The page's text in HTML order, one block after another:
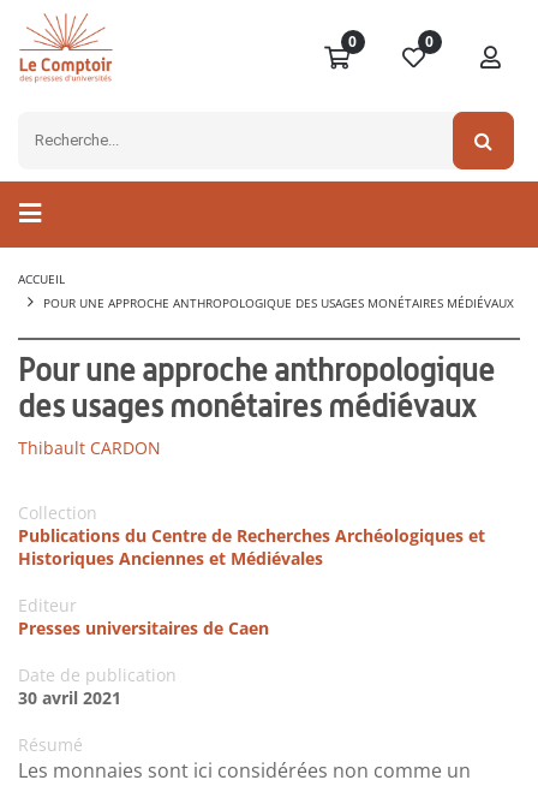
0 0
ACCUEIL
POUR UNE APPROCHE ANTHROPOLOGIQUE DES USAGES MONÉTAIRES MÉDIÉVAUX
Pour une approche anthropologique
des usages monétaires médiévaux
Thibault CARDON
Collection
Publications du Centre de Recherches Archéologiques et
Historiques Anciennes et Médiévales
Editeur
Presses universitaires de Caen
Date de publication
30 avril 2021
Résumé
Les monnaies sont ici considérées non comme un